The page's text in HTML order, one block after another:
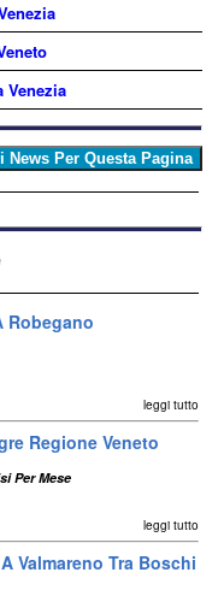
Venezia
Robegano
leggi tutto
Regione Veneto
Per Mese
leggi tutto
Valmareno Tra Boschi